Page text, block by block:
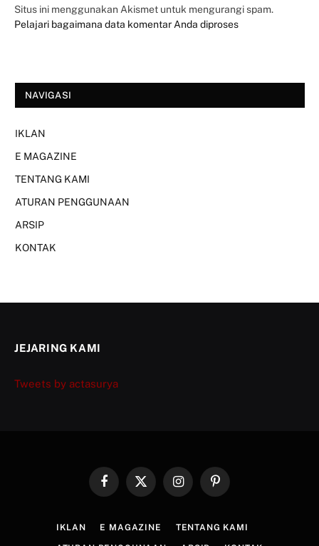
Situs ini menggunakan Akismet untuk mengurangi spam.
Pelajari bagaimana data komentar Anda diproses
NAVIGASI
IKLAN
E MAGAZINE
TENTANG KAMI
ATURAN PENGGUNAAN
ARSIP
KONTAK
JEJARING KAMI
Tweets by actasurya
FacebookX
InstagramPinterest
IKLAN E MAGAZINE TENTANG KAMI